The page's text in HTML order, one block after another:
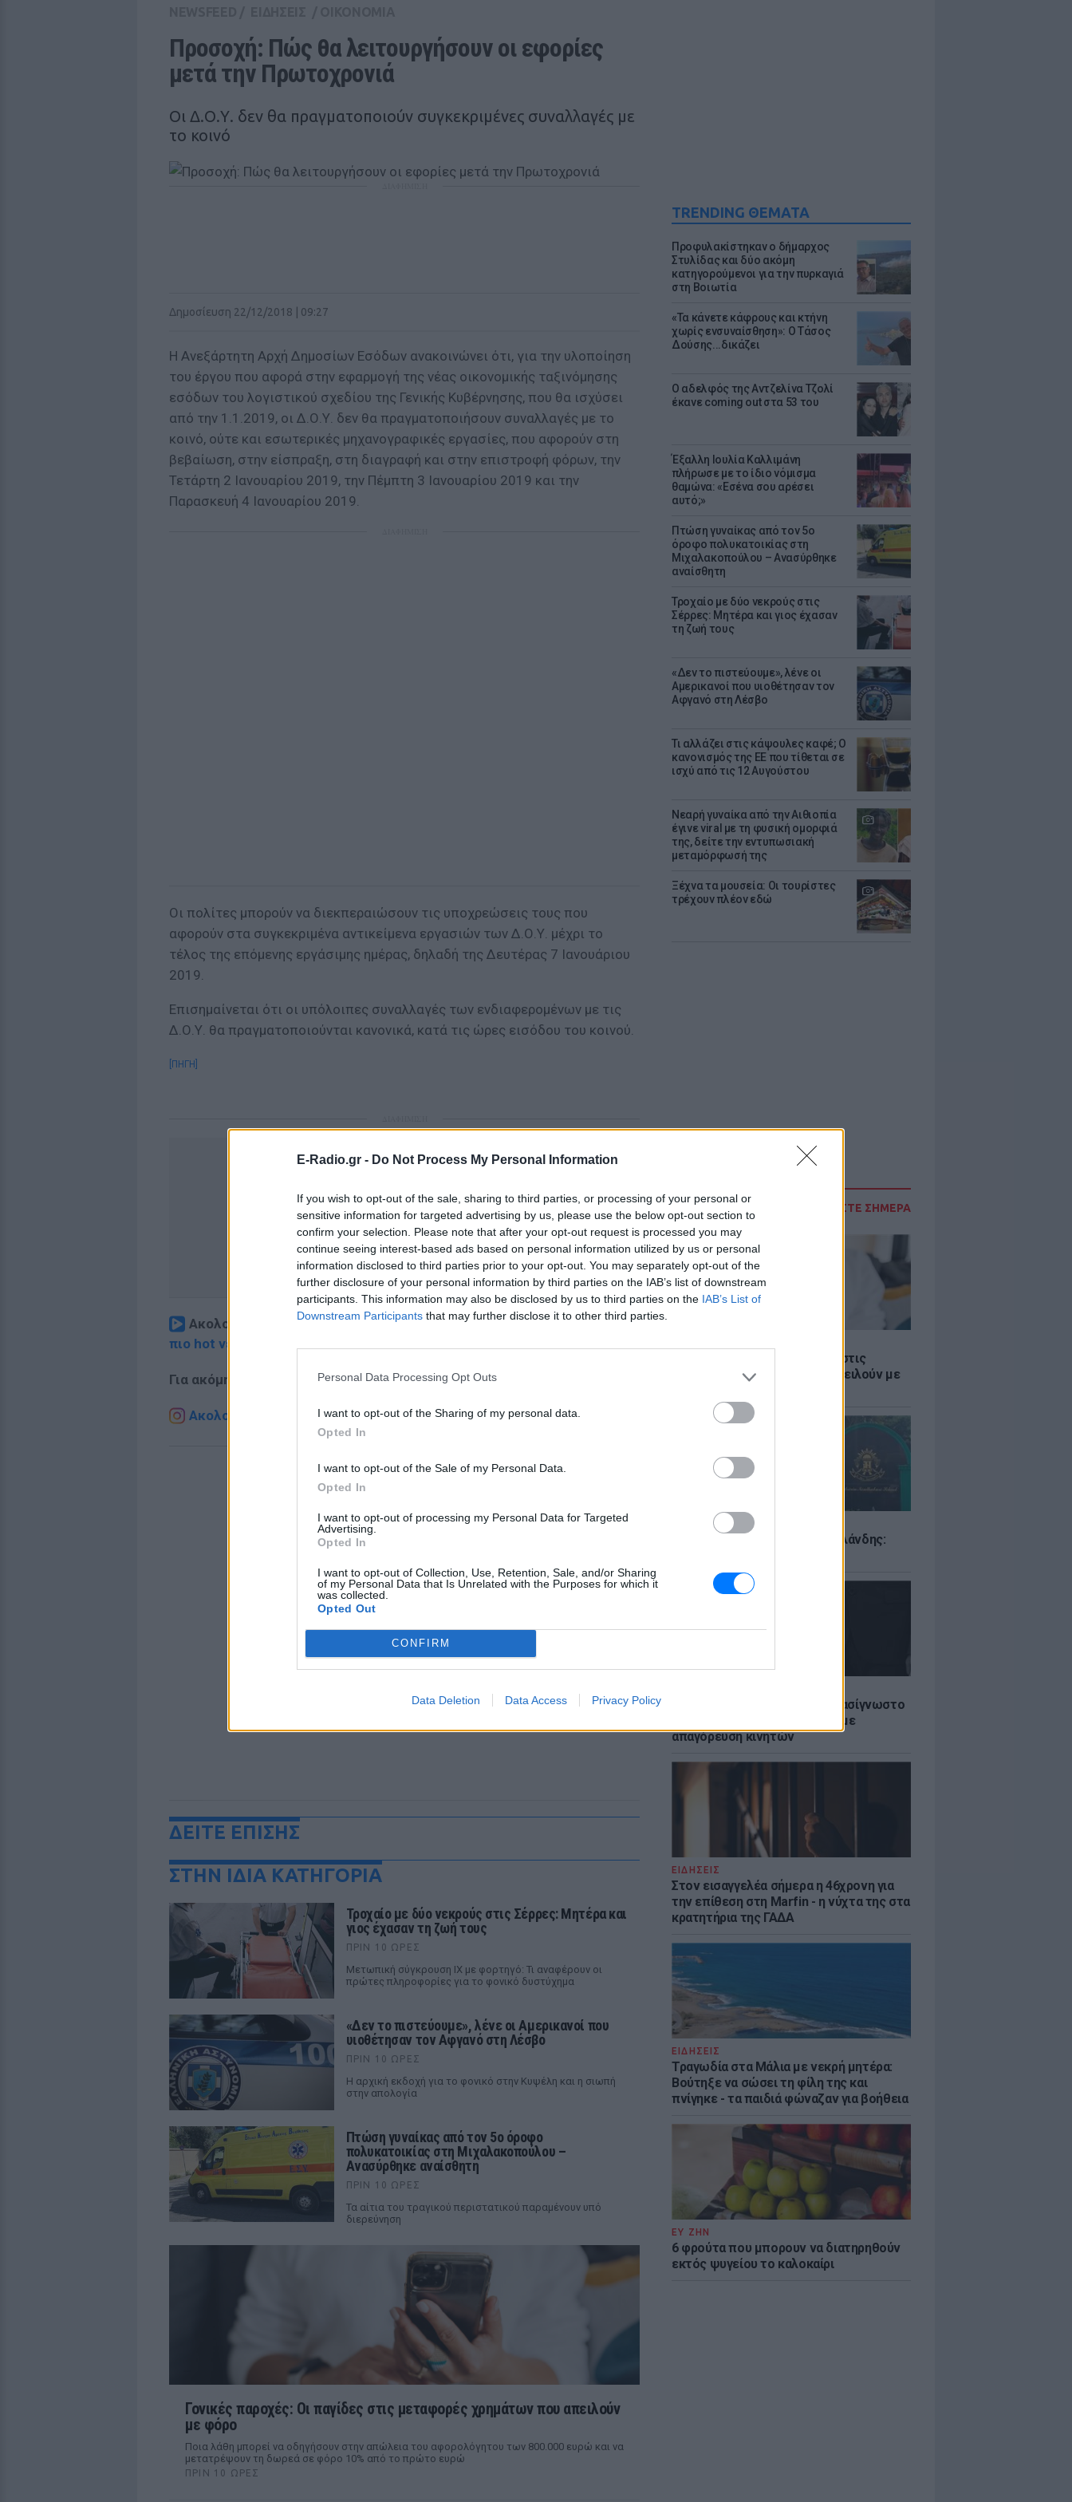
E-Radio.gr - Do Not Process My Personal Information
If you wish to opt-out of the sale, sharing to third parties, or processing of your personal or
sensitive information for targeted advertising by us, please use the below opt-out section to
confirm your selection. Please note that after your opt-out request is processed you may
continue seeing interest-based ads based on personal information utilized by us or personal
information disclosed to third parties prior to your opt-out. You may separately opt-out of the
further disclosure of your personal information by third parties on the IAB’s list of downstream
participants. This information may also be disclosed by us to third parties on the IAB’s List of
Downstream Participants that may further disclose it to other third parties.
Personal Data Processing Opt Outs
I want to opt-out of the Sharing of my personal data.
Opted In
I want to opt-out of the Sale of my Personal Data.
Opted In
I want to opt-out of processing my Personal Data for Targeted
Advertising.
Opted In
I want to opt-out of Collection, Use, Retention, Sale, and/or Sharing
of my Personal Data that Is Unrelated with the Purposes for which it
was collected.
Opted Out
CONFIRM
Data Deletion Data Access Privacy Policy
TRENDING ΘΕΜΑΤΑ
Προφυλακίστηκαν ο δήμαρχος
Στυλίδας και δύο ακόμη
κατηγορούμενοι για την πυρκαγιά
στη Βοιωτία
«Τα κάνετε κάφρους και κτήνη
χωρίς ενσυναίσθηση»: Ο Τάσος
Δούσης...δικάζει
Ο αδελφός της Αντζελίνα Τζολί
έκανε coming out στα 53 του
Έξαλλη Ιουλία Καλλιμάνη
πλήρωσε με το ίδιο νόμισμα
θαμώνα: «Εσένα σου αρέσει
αυτό;»
Πτώση γυναίκας από τον 5ο
όροφο πολυκατοικίας στη
Μιχαλακοπούλου – Ανασύρθηκε
αναίσθητη
Τροχαίο με δύο νεκρούς στις
Σέρρες: Μητέρα και γιος έχασαν
τη ζωή τους
«Δεν το πιστεύουμε», λένε οι
Αμερικανοί που υιοθέτησαν τον
Αφγανό στη Λέσβο
Τι αλλάζει στις κάψουλες καφέ; Ο
κανονισμός της ΕΕ που τίθεται σε
ισχύ από τις 12 Αυγούστου
Νεαρή γυναίκα από την Αιθιοπία
έγινε viral με τη φυσική ομορφιά
της, δείτε την εντυπωσιακή
μεταμόρφωσή της
Ξέχνα τα μουσεία: Οι τουρίστες
τρέχουν πλέον εδώ
ΔΙΑΒΑΣΤΕ ΣΗΜΕΡΑ
Γονικές παροχές: Οι παγίδες στις
μεταφορές χρημάτων που απειλούν με
ΕΙΔΗΣΕΙΣ
Μακελειό σε σχολείο της Ταϊλάνδης:
Μυστική γαμήλια γιορτή για πασίγνωστο
ζευγάρι σε πολυτελές κτήμα με
απαγόρευση κινητών
ΕΙΔΗΣΕΙΣ
Στον εισαγγελέα σήμερα η 46χρονη για
την επίθεση στη Marfin - η νύχτα της στα
κρατητήρια της ΓΑΔΑ
ΕΙΔΗΣΕΙΣ
Τραγωδία στα Μάλια με νεκρή μητέρα:
Βούτηξε να σώσει τη φίλη της και
πνίγηκε - τα παιδιά φώναζαν για βοήθεια
ΕΥ ΖΗΝ
6 φρούτα που μπορουν να διατηρηθούν
εκτός ψυγείου το καλοκαίρι
Προσοχή: Πώς θα λειτουργήσουν οι εφορίες
μετά την Πρωτοχρονιά
Οι Δ.Ο.Υ. δεν θα πραγματοποιούν συγκεκριμένες συναλλαγές με
το κοινό
Δημοσίευση 22/12/2018 | 09:27
Η Ανεξάρτητη Αρχή Δημοσίων Εσόδων ανακοινώνει ότι, για την υλοποίηση
του έργου που αφορά στην εφαρμογή της νέας οικονομικής ταξινόμησης
εσόδων του λογιστικού σχεδίου της Γενικής Κυβέρνησης, που θα ισχύσει
από την 1.1.2019, οι Δ.Ο.Υ. δεν θα πραγματοποιήσουν συναλλαγές με το
κοινό, ούτε και εσωτερικές μηχανογραφικές εργασίες, που αφορούν στη
βεβαίωση, στην είσπραξη, στη διαγραφή και στην επιστροφή φόρων, την
Τετάρτη 2 Ιανουαρίου 2019, την Πέμπτη 3 Ιανουαρίου 2019 και την
Παρασκευή 4 Ιανουαρίου 2019.
Οι πολίτες μπορούν να διεκπεραιώσουν τις υποχρεώσεις τους που
αφορούν στα συγκεκριμένα αντικείμενα εργασιών των Δ.Ο.Υ. μέχρι το
τέλος της επόμενης εργάσιμης ημέρας, δηλαδή της Δευτέρας 7 Ιανουάριου
2019.
Επισημαίνεται ότι οι υπόλοιπες συναλλαγές των ενδιαφερομένων με τις
Δ.Ο.Υ. θα πραγματοποιούνται κανονικά, κατά τις ώρες εισόδου του κοινού.
[ΠΗΓΗ]
Ακολουθήστε το E-Radio.gr στοGoogle Newsκαι μάθετε πρώτοιτα
πιο hot νέα
Για ακόμη περισσότερανέα, μπείτε στηνροή ειδήσεων
Ακολουθήστε το E-Radio.gr και στο Instagram
ΔΕΙΤΕ ΕΠΙΣΗΣ
ΣΤΗΝ ΙΔΙΑ ΚΑΤΗΓΟΡΙΑ
Τροχαίο με δύο νεκρούς στις Σέρρες: Μητέρα και
γιος έχασαν τη ζωή τους
ΠΡΙΝ 10 ΏΡΕΣ
Μετωπική σύγκρουση ΙΧ με φορτηγό: Τι αναφέρουν οι
πρώτες πληροφορίες για το φονικό δυστύχημα
«Δεν το πιστεύουμε», λένε οι Αμερικανοί που
υιοθέτησαν τον Αφγανό στη Λέσβο
ΠΡΙΝ 10 ΏΡΕΣ
Η αρχική εκδοχή για το φονικό στην Κυψέλη και η σιωπή
στην απολογία
Πτώση γυναίκας από τον 5ο όροφο
πολυκατοικίας στη Μιχαλακοπούλου –
Ανασύρθηκε αναίσθητη
ΠΡΙΝ 10 ΏΡΕΣ
Τα αίτια του τραγικού περιστατικού παραμένουν υπό
διερεύνηση
Γονικές παροχές: Οι παγίδες στις μεταφορές χρημάτων που απειλούν
με φόρο
Ποια λάθη μπορεί να οδηγήσουν στην απώλεια του αφορολόγητου των 800.000 ευρώ και να
μετατρέψουν τη δωρεά σε φόρο 10% από το πρώτο ευρώ
ΠΡΙΝ 10 ΏΡΕΣ